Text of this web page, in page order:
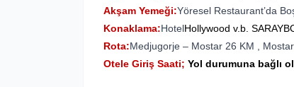
Akşam Yemeği:Yöresel Restaurant’da
Konaklama:HotelHollywood v.b.
Rota:Medjugorje – Mostar 26 KM ,
Otele Giriş Saati; Yol durumuna bağlı